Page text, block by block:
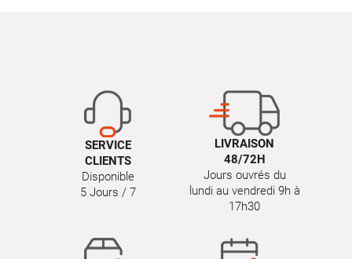
SERVICE
CLIENTS
Disponible
5 Jours / 7
LIVRAISON
48/72H
Jours ouvrés du
lundi au vendredi 9h à
17h30